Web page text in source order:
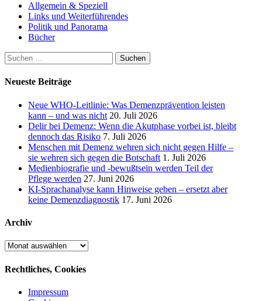
Allgemein & Speziell
Links und Weiterführendes
Politik und Panorama
Bücher
Suchen
nach:
Neueste Beiträge
Neue WHO-Leitlinie: Was Demenzprävention leisten
kann – und was nicht 20. Juli 2026
Delir bei Demenz: Wenn die Akutphase vorbei ist, bleibt
dennoch das Risiko 7. Juli 2026
Menschen mit Demenz wehren sich nicht gegen Hilfe –
sie wehren sich gegen die Botschaft 1. Juli 2026
Medienbiografie und -bewußtsein werden Teil der
Pflege werden 27. Juni 2026
KI-Sprachanalyse kann Hinweise geben – ersetzt aber
keine Demenzdiagnostik 17. Juni 2026
Archiv
Archiv
Rechtliches, Cookies
Impressum